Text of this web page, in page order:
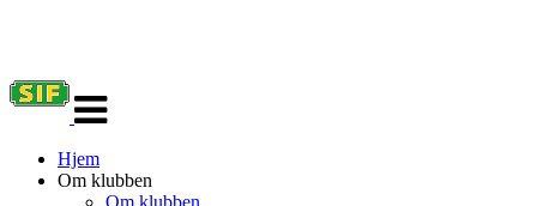
navigasjon
Hjem
Om klubben
Om klubben